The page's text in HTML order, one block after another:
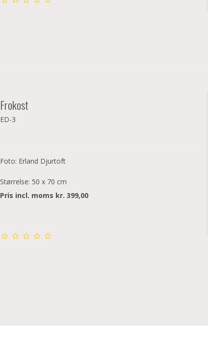
Frokost
ED-3
Foto: Erland Djurtoft
Størrelse: 50 x 70 cm
Pris incl. moms kr. 399,00